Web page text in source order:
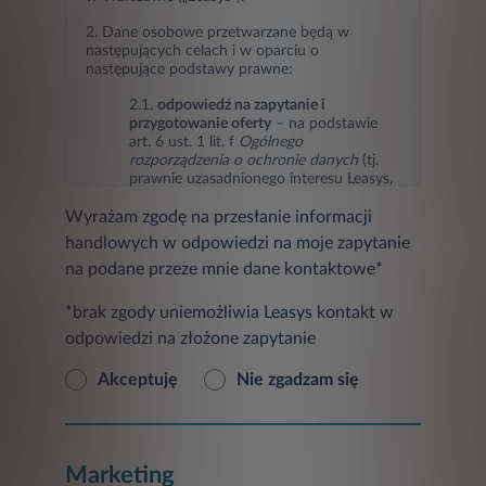
2. Dane osobowe przetwarzane będą w
następujących celach i w oparciu o
następujące podstawy prawne:
2.1. odpowiedź na zapytanie i
przygotowanie oferty – na podstawie
art. 6 ust. 1 lit. f Ogólnego
rozporządzenia o ochronie danych (tj.
prawnie uzasadnionego interesu Leasys,
przygotowanie oferty),
2.2. marketing Leasys oraz podmiotów
trzecich(przesyłanie informacji
produktach, usługach, ofertach
promocyjnych, nowościach i
wydarzeniach oraz badaniach
ust. 1 lit. a
Ogólnego rozporządzenia o
2.3ustalanie, dochodzenie
Wyrażam zgodę na przesłanie informacji
handlowych w odpowiedzi na moje zapytanie
na podane przeze mnie dane kontaktowe*
*brak zgody uniemożliwia Leasys kontakt w
odpowiedzi na złożone zapytanie
Akceptuję Nie zgadzam się
Marketing